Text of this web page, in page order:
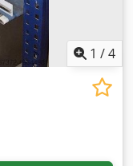
1 /4